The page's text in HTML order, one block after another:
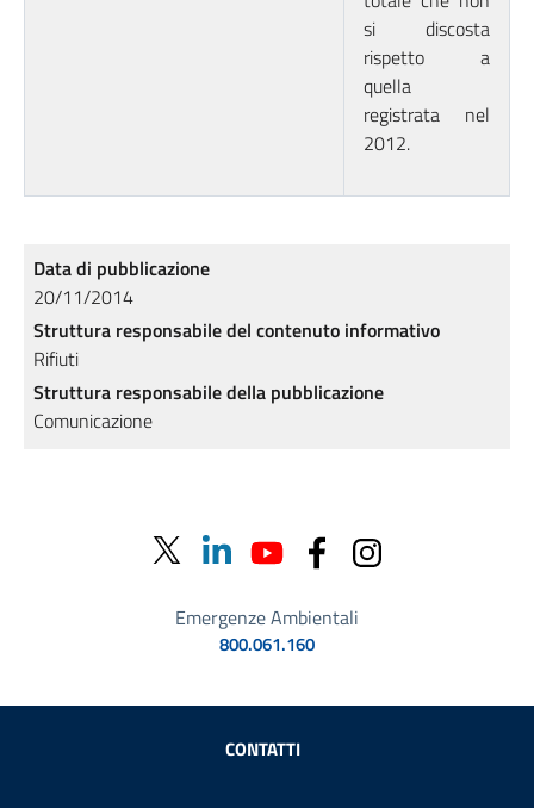
si discosta
rispetto a
quella
registrata nel
2012.
Data di pubblicazione
20/11/2014
Struttura responsabile del contenuto informativo
Rifiuti
Struttura responsabile della pubblicazione
Comunicazione
Emergenze Ambientali
800.061.160
Sezione Link Utili
CONTATTI